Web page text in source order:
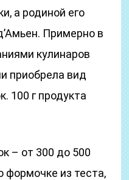
а родиной его
Примерно в
кулинаров
приобрела вид
100 г продукта
– от 300 до 500
формочке из теста,